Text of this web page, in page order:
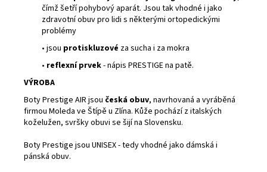
čímž šetří pohybový aparát. Jsou tak vhodné i jako
zdravotní obuv pro lidi s některými ortopedickými
problémy
• jsou protiskluzové za sucha i za mokra
• reflexní prvek- nápis PRESTIGE na patě.
VÝROBA
Boty Prestige AIR jsou česká obuv, navrhovaná a vyráběná
firmou Moleda ve Štípě u Zlína. Kůže pochází z italských
koželužen, svršky obuvi se šijí na Slovensku.
Boty Prestige jsou UNISEX - tedy vhodné jako dámská i
pánská obuv.